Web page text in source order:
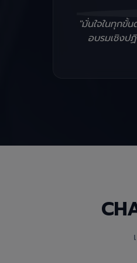
"มั่นใจในทุกขั้
อบรมเชิงป